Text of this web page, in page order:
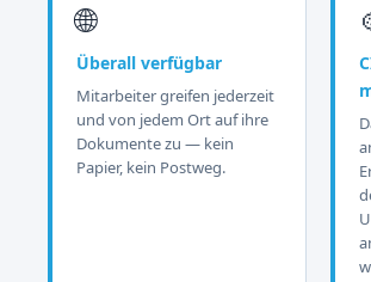
🌐
Überall verfügbar
Mitarbeiter greifen jederzeit
und von jedem Ort auf ihre
Dokumente zu — kein
Papier, kein Postweg.